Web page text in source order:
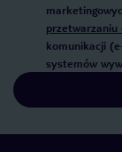
przetwarzaniu
komunikacji
systemów